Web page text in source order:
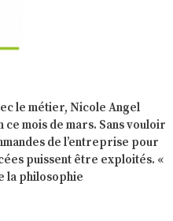
le métier, Nicole Angel
mois de mars. Sans vouloir
de l’entreprise pour
puissent être exploités. «
la philosophie